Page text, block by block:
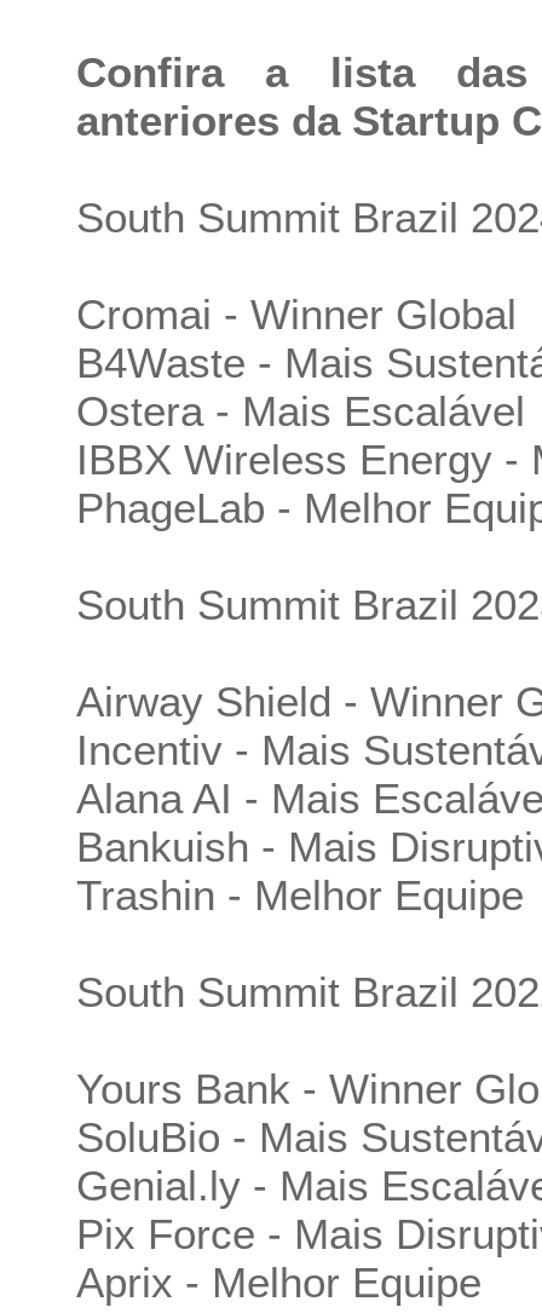
Confira a lista das
anteriores da Startup
South Summit Brazil
Cromai - Winner Global
B4Waste - Mais
Ostera - Mais Escalável
IBBX Wireless Energy -
PhageLab - Melhor
South Summit Brazil
Airway Shield - Winner
Incentiv - Mais
Alana AI - Mais
Bankuish - Mais
Trashin - Melhor Equipe
South Summit Brazil
Yours Bank - Winner
SoluBio - Mais
Genial.ly - Mais
Pix Force - Mais
Aprix - Melhor Equipe